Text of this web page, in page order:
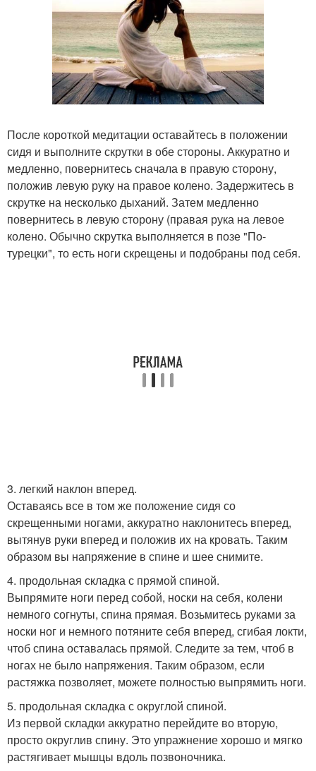
После короткой медитации оставайтесь в положении
сидя и выполните скрутки в обе стороны. Аккуратно и
медленно, повернитесь сначала в правую сторону,
положив левую руку на правое колено. Задержитесь в
скрутке на несколько дыханий. Затем медленно
повернитесь в левую сторону (правая рука на левое
колено. Обычно скрутка выполняется в позе "По-
турецки", то есть ноги скрещены и подобраны под себя.
3. легкий наклон вперед.
Оставаясь все в том же положение сидя со
скрещенными ногами, аккуратно наклонитесь вперед,
вытянув руки вперед и положив их на кровать. Таким
образом вы напряжение в спине и шее снимите.
4. продольная складка с прямой спиной.
Выпрямите ноги перед собой, носки на себя, колени
немного согнуты, спина прямая. Возьмитесь руками за
носки ног и немного потяните себя вперед, сгибая локти,
чтоб спина оставалась прямой. Следите за тем, чтоб в
ногах не было напряжения. Таким образом, если
растяжка позволяет, можете полностью выпрямить ноги.
5. продольная складка с округлой спиной.
Из первой складки аккуратно перейдите во вторую,
просто округлив спину. Это упражнение хорошо и мягко
растягивает мышцы вдоль позвоночника.